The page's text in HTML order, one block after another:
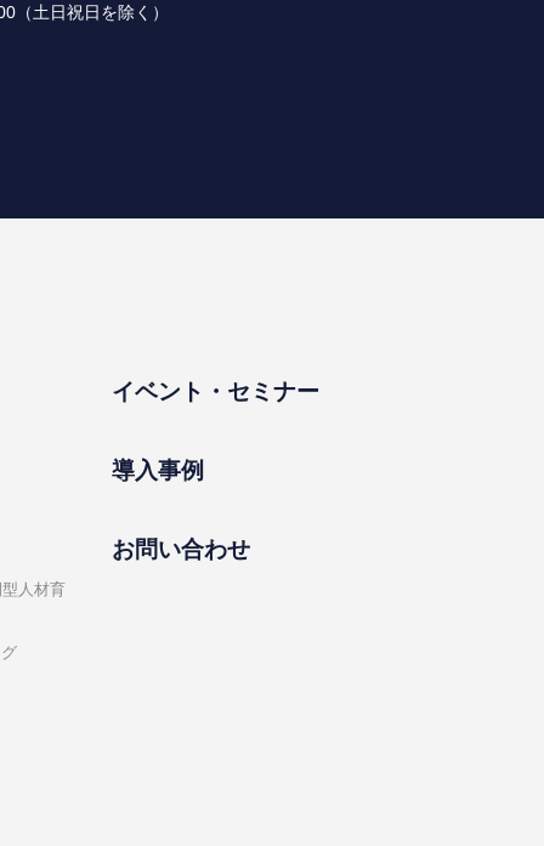
（⼟⽇祝⽇を除く）
⼈材育
イベント・セミナー
導⼊事例
お問い合わせ